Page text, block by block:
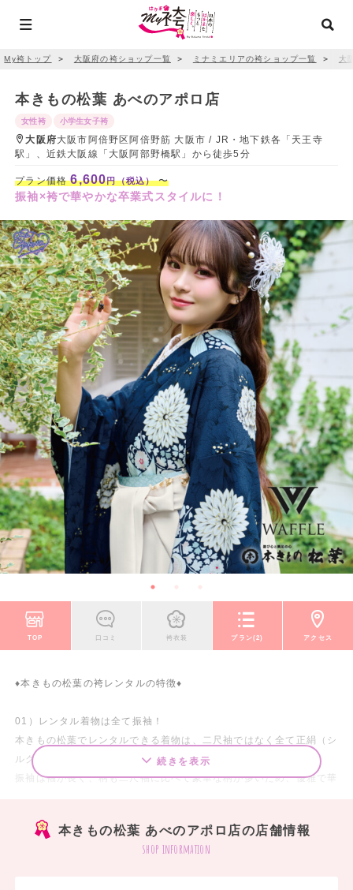
My袴トップ ＞ 大阪府の袴ショップ一覧 ＞ ミナミエリアの袴ショップ一覧 ＞ 大
本きもの松葉 あべのアポロ店
女性袴 小学生女子袴
大阪府大阪市阿倍野区阿倍野筋 大阪市 / JR・地下鉄各「天王寺
駅」、近鉄大阪線「大阪阿部野橋駅」から徒歩5分
プラン価格6,600円（税込）〜
振袖×袴で華やかな卒業式スタイルに！
TOP 口コミ 袴衣装 プラン(2) アクセス
♦本きもの松葉の袴レンタルの特徴♦
01）レンタル着物は全て振袖！
本きもの松葉でレンタルできる着物は、二尺袖ではなく全て正絹（シ
ルク100％）の振袖です。
振袖は袖が長く、柄も二尺袖に比べて豪華な柄が多いため、優雅で華
02）袴も振袖も種類豊富にご用意！
シンプルな無地袴から刺繍やぼかしのデザインがかわいい袴など、
続きを表示
本きもの松葉 あべのアポロ店の店舗情報
shop information